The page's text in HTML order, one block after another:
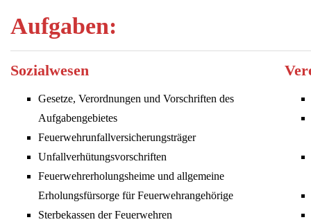
Aufgaben:
Sozialwesen
Gesetze, Verordnungen und Vorschriften des
Aufgabengebietes
Feuerwehrunfallversicherungsträger
Unfallverhütungsvorschriften
Feuerwehrerholungsheime und allgemeine
Erholungsfürsorge für Feuerwehrangehörige
Sterbekassen der Feuerwehren